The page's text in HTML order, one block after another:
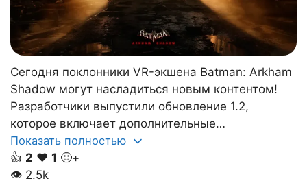
Сегодня поклонники VR-экшена Batman: Arkham
Shadow могут насладиться новым контентом!
Разработчики выпустили обновление 1.2,
которое включает дополнительные…
Показать полностью
👍 2 ❤️ 1 🙂+
👁 2.5k